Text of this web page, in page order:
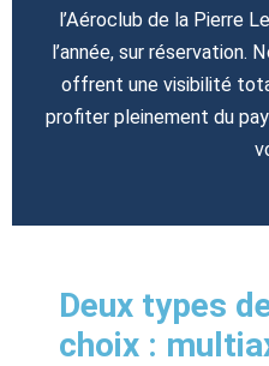
l’Aéroclub de la Pierre
l’année, sur réservation.
offrent une visibilité
profiter pleinement du
Deux types
choix :